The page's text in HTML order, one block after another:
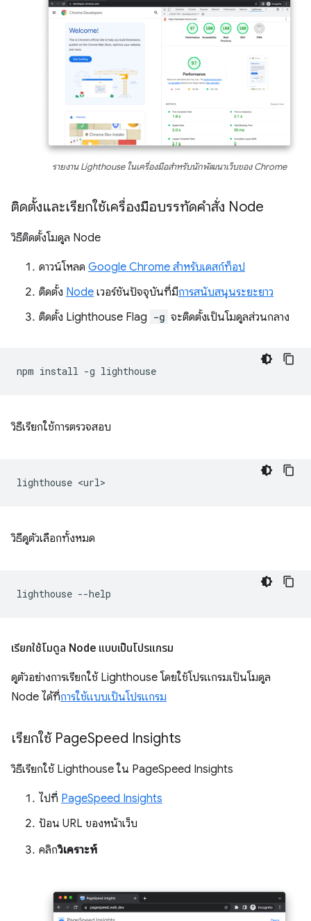
รายงาน Lighthouse ในเครื่องมือสำหรับนักพัฒนาเว็บของ Chrome
ติดตั้งและเรียกใช้เครื่องมือบรรทัดคำสั่ง Node
วิธีติดตั้งโมดูล Node
ดาวน์โหลด Google Chrome สำหรับเดสก์ท็อป
ติดตั้ง Node เวอร์ชันปัจจุบันที่มีการสนับสนุนระยะยาว
ติดตั้ง Lighthouse Flag -g จะติดตั้งเป็นโมดูลส่วนกลาง
npm install -g
วิธีเรียกใช้การตรวจสอบ
lighthouse
วิธีดูตัวเลือกทั้งหมด
lighthouse
เรียกใช้โมดูล Node แบบเป็นโปรแกรม
ดูตัวอย่างการเรียกใช้ Lighthouse โดยใช้โปรแกรมเป็นโมดูล
Node ได้ที่การใช้แบบเป็นโปรแกรม
เรียกใช้ PageSpeed Insights
วิธีเรียกใช้ Lighthouse ใน PageSpeed Insights
ไปที่ PageSpeed Insights
ป้อน URL ของหน้าเว็บ
คลิกวิเคราะห์